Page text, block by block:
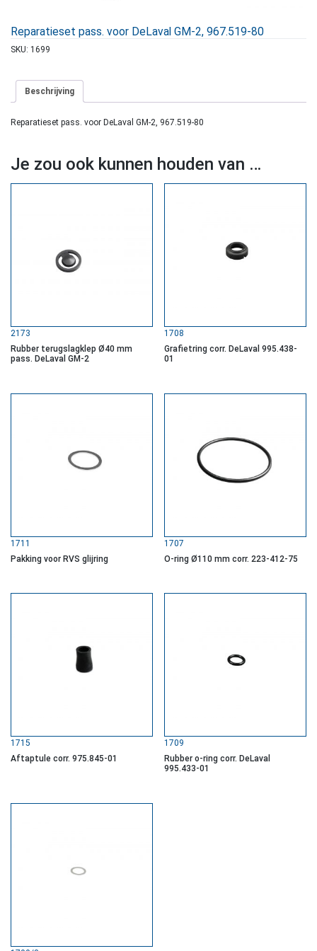
Reparatieset pass. voor DeLaval GM-2, 967.519-80
SKU: 1699
Beschrijving
Reparatieset pass. voor DeLaval GM-2, 967.519-80
Je zou ook kunnen houden van …
2173
Rubber terugslagklep Ø40 mm
pass. DeLaval GM-2
1708
Grafietring corr. DeLaval 995.438-
01
1711
Pakking voor RVS glijring
1707
O-ring Ø110 mm corr. 223-412-75
1715
Aftaptule corr. 975.845-01
1709
Rubber o-ring corr. DeLaval
995.433-01